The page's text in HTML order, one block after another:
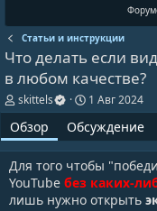
Статьи и инструкции
Что делать если
в любом качестве?
А
в
т
о
skittels
Д
а
т
а
с
о
з
д
1 Авг 2024
Обзор Обсуждение
Для того чтобы
YouTube без каких-
лишь нужно открыть